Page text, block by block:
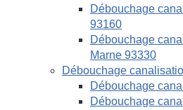
Débouchage
93160
Débouchage
Marne 93330
Débouchage
Débouchage
Débouchage